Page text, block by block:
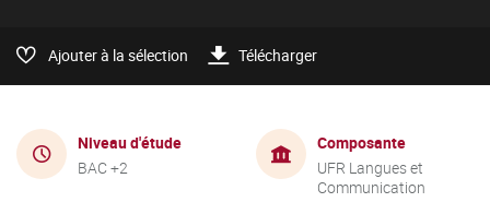
Ajouter à la sélection Télécharger
Niveau d'étude
BAC +2
Composante
UFR Langues et
Communication